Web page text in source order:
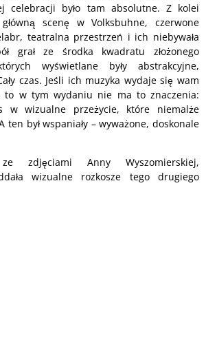
celebracji było tam absolutne. Z kolei
scenę w Volksbuhne, czerwone
teatralna przestrzeń i ich niebywała
grał ze środka kwadratu złożonego
wyświetlane były abstrakcyjne,
czas. Jeśli ich muzyka wydaje się wam
to w tym wydaniu nie ma to znaczenia:
w wizualne przeżycie, które niemalże
ten był wspaniały – wyważone, doskonale
zdjęciami Anny Wyszomierskiej,
wizualne rozkosze tego drugiego